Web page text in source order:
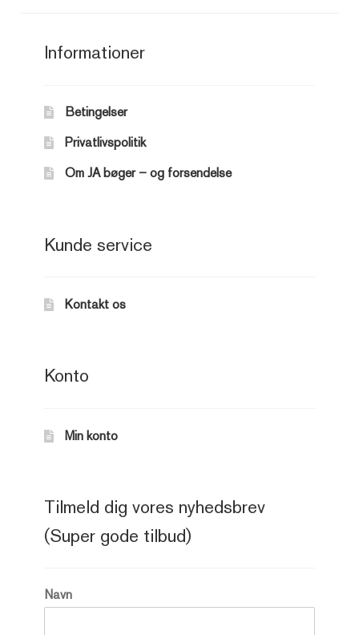
Informationer
Betingelser
Privatlivspolitik
Om JA bøger – og forsendelse
Kunde service
Kontakt os
Konto
Min konto
Tilmeld dig vores nyhedsbrev
(Super gode tilbud)
Navn